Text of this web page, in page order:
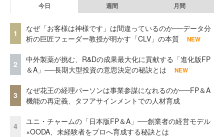
今日 週間 月間
1
なぜ「お客様は神様です」は間違っているのか──データ分
析の巨匠フェーダー教授が明かす「CLV」の本質
NEW
2
中外製薬が挑む、R&Dの成果最大化に貢献する「進化版FP
＆A」──長期大型投資の意思決定の秘訣とは
NEW
3
なぜ花王の経理パーソンは事業参謀になれるのか──FP＆A
機能の再定義、タフアサインメントでの人材育成
4
ユニ・チャームの「日本版FP＆A」──創業者の経営モデル
×OODA、未経験者をプロへ育成する秘訣とは